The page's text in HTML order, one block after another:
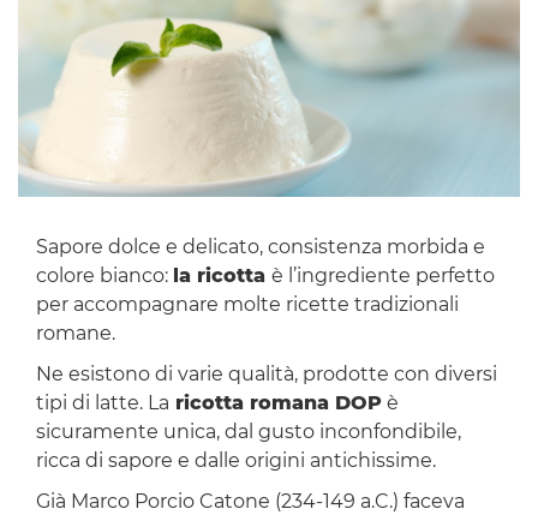
Sapore dolce e delicato, consistenza morbida e
colore bianco: la ricotta è l’ingrediente perfetto
per accompagnare molte ricette tradizionali
romane.
Ne esistono di varie qualità, prodotte con diversi
tipi di latte. La ricotta romana DOPè
sicuramente unica, dal gusto inconfondibile,
ricca di sapore e dalle origini antichissime.
Già Marco Porcio Catone (234-149 a.C.) faceva